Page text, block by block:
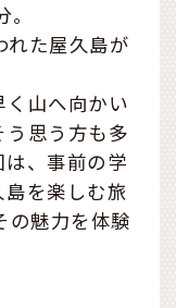
た屋久島が
山へ向かい
思う方も多
、事前の学
を楽しむ旅
の魅力を体験